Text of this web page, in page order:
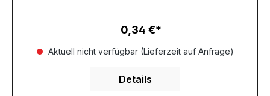
Regulärer Preis:
0,34 €
Aktuell nicht verfügbar (Lieferzeit auf Anfrage)
Details